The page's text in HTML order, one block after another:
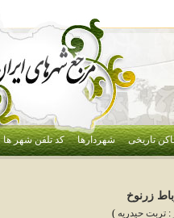
تاریخی شهردارها کد تلفن شهر ها
زرنوخ
:تربت حيدريه )